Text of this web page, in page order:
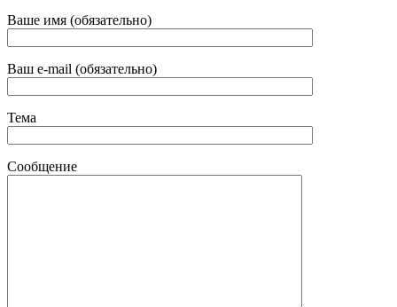
Ваше имя (обязательно)
Ваш e-mail (обязательно)
Тема
Сообщение